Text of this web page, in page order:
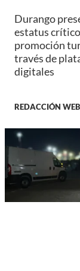
Durango
estatus
promoción
través de
digitales
REDACCIÓN WEB